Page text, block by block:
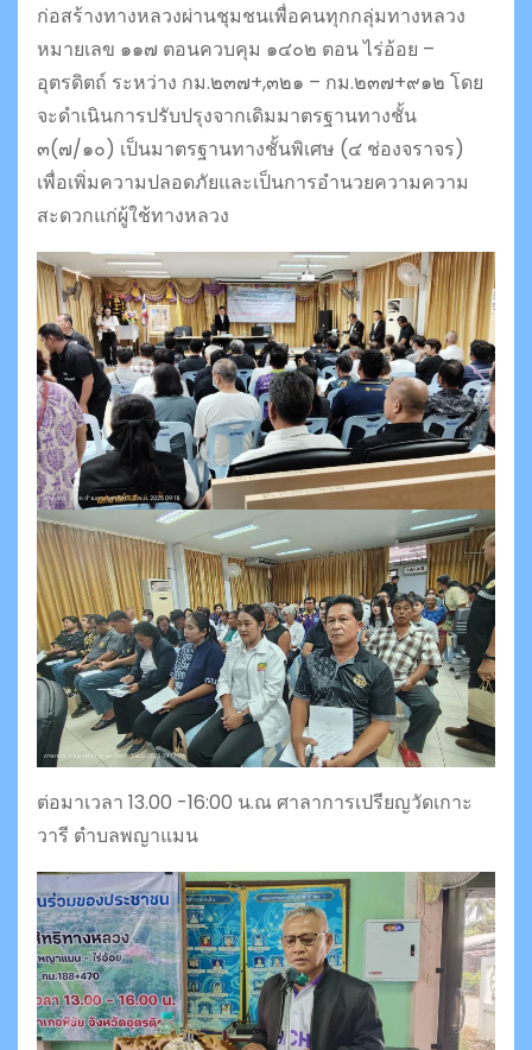
ก่อสร้างทางหลวงผ่านชุมชนเพื่อคนทุกกลุ่มทางหลวง
หมายเลข ๑๑๗ ตอนควบคุม ๑๔๐๒ ตอน ไร่อ้อย –
อุตรดิตถ์ ระหว่าง กม.๒๓๗+,๓๒๑ – กม.๒๓๗+๙๑๒ โดย
จะดำเนินการปรับปรุงจากเดิมมาตรฐานทางชั้น
๓(๗/๑๐) เป็นมาตรฐานทางชั้นพิเศษ (๔ ช่องจราจร)
เพื่อเพิ่มความปลอดภัยและเป็นการอำนวยความความ
สะดวกแก่ผู้ใช้ทางหลวง
ต่อมาเวลา 13.00 -16:00 น.ณ ศาลาการเปรียญวัดเกาะ
วารี ตำบลพญาแมน